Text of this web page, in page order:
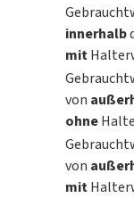
innerhalb
mit
von
ohne
von
mit